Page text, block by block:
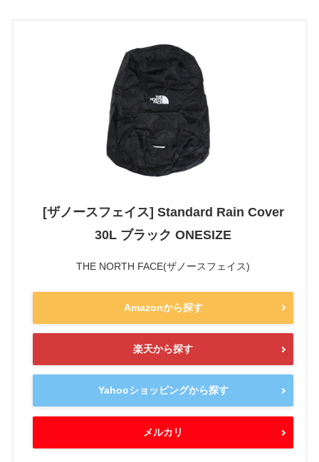
[ザノースフェイス] Standard Rain Cover
30L ブラック ONESIZE
THE NORTH FACE(ザノースフェイス)
Amazonから探す
楽天から探す
Yahooショッピングから探す
メルカリ